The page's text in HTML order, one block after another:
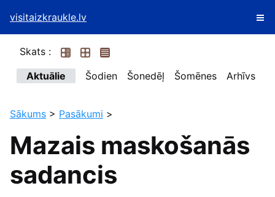
visitaizkraukle.lv
Skats :
Aktuālie
Šodien Šonedēļ Šomēnes Arhīvs
Sākums > Pasākumi >
Mazais maskošanās
sadancis